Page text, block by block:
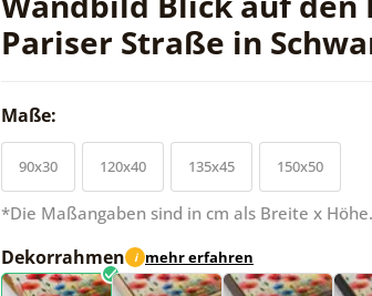
Pariser Straße in
Maße:
90x30 120x40 135x45 150x50
*Die Maßangaben sind in cm als Breite x Höhe.
Dekorrahmen i mehr erfahren